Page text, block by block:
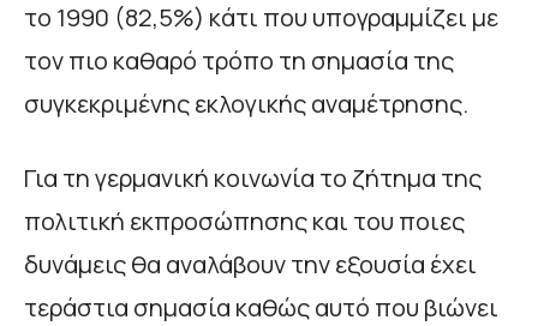
το 1990 (82,5%) κάτι που υπογραμμίζει με
τον πιο καθαρό τρόπο τη σημασία της
συγκεκριμένης εκλογικής αναμέτρησης.
Για τη γερμανική κοινωνία το ζήτημα της
πολιτική εκπροσώπησης και του ποιες
δυνάμεις θα αναλάβουν την εξουσία έχει
τεράστια σημασία καθώς αυτό που βιώνει